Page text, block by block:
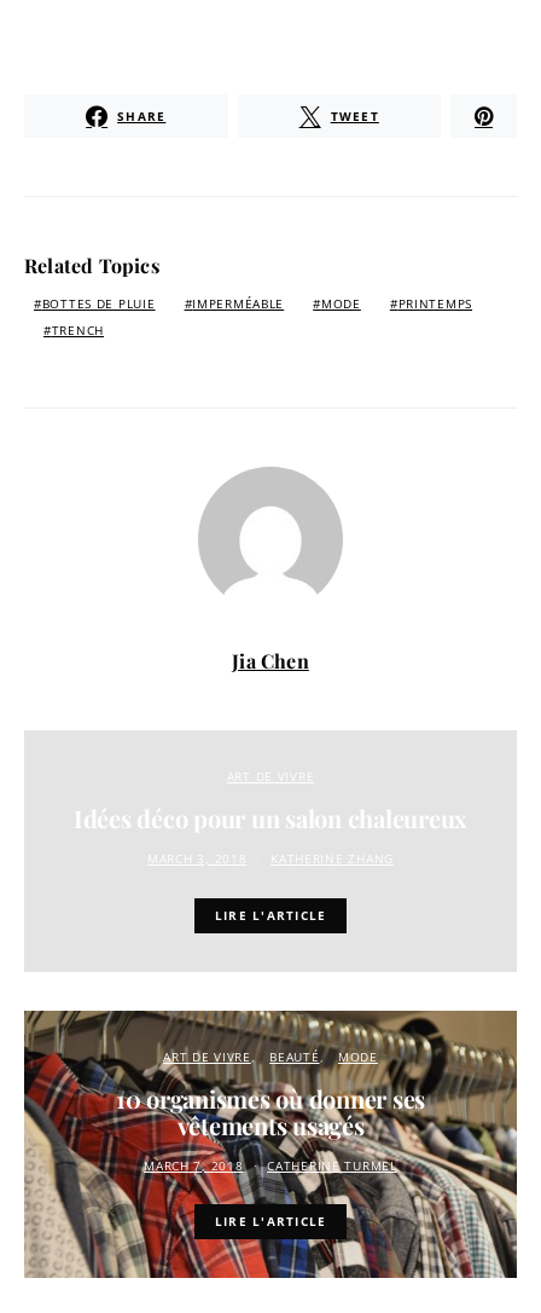
SHARE TWEET
Related Topics
BOTTES DE PLUIE IMPERMÉABLE MODE
PRINTEMPS
TRENCH
Jia Chen
ART DE VIVRE
Idées déco pour un salon chaleureux
MARCH 3, 2018 KATHERINE ZHANG
LIRE L'ARTICLE
ART DE VIVRE BEAUTÉ MODE
10 organismes où donner ses
vêtements usagés
MARCH 7, 2018 CATHERINE TURMEL
LIRE L'ARTICLE